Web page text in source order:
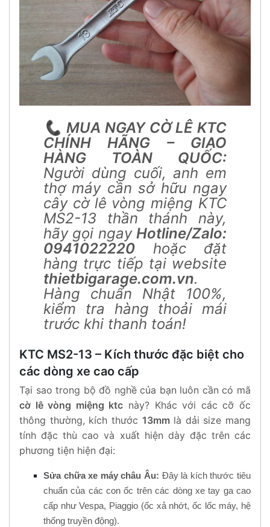
📞 MUA NGAY CỜ LÊ KTC
CHÍNH HÃNG – GIAO
HÀNG TOÀN QUỐC:
Người dùng cuối, anh em
thợ máy cần sở hữu ngay
cây cờ lê vòng miệng KTC
MS2-13 thần thánh này,
hãy gọi ngay Hotline/Zalo:
0941022220 hoặc đặt
hàng trực tiếp tại website
thietbigarage.com.vn.
Hàng chuẩn Nhật 100%,
kiểm tra hàng thoải mái
trước khi thanh toán!
KTC MS2-13 – Kích thước đặc biệt cho
các dòng xe cao cấp
Tại sao trong bộ đồ nghề của bạn luôn cần có mã
cờ lê vòng miệng ktc này? Khác với các cỡ ốc
thông thường, kích thước 13mmlà dải size mang
tính đặc thù cao và xuất hiện dày đặc trên các
phương tiện hiện đại:
Sửa chữa xe máy châu Âu: Đây là kích thước tiêu
chuẩn của các con ốc trên các dòng xe tay ga cao
cấp như Vespa, Piaggio (ốc xả nhớt, ốc lốc máy, hệ
thống truyền động).